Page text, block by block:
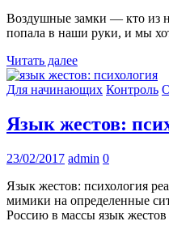
Воздушные замки — кто из
попала в наши руки, и мы
Читать далее
Для начинающих Контроль
Язык жестов:
23/02/2017 admin 0
Язык жестов: психология
мимики на определенные
Россию в массы язык жестов